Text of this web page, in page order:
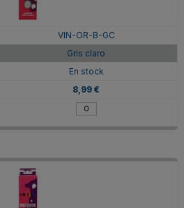
VIN-OR-B-GC
Gris claro
En stock
8,99 €